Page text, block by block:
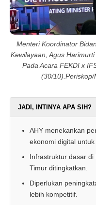
Menteri Koordinator
Kewilayaan, Agus
Pada Acara FEKDI x
(30/
JADI, INTINYA APA SIH?
AHY menekankan
ekonomi digital
Infrastruktur dasar
Timur ditingkatkan.
Diperlukan
lebih kompetitif.